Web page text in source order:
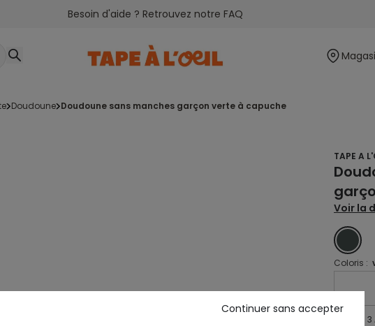
Besoin d'aide ? Retrouvez notre FAQ
doudoune doudoune sans manches garçon verte à capuche
TAPE A
Voir la
VERT
Coloris :
3
Continuer sans accepter